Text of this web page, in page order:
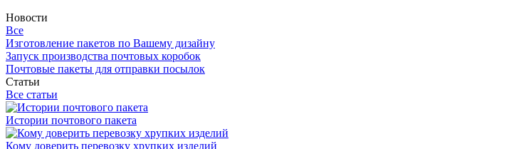
Новости
Все
Изготовление пакетов по Вашему дизайну
Запуск производства почтовых коробок
Почтовые пакеты для отправки посылок
Статьи
Все статьи
Истории почтового пакета
Кому доверить перевозку хрупких изделий